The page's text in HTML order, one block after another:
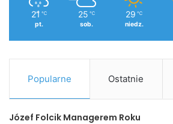
21 ℃
pt.
25 ℃
sob.
29 ℃
niedz.
Popularne Ostatnie
Józef Folcik Managerem Roku